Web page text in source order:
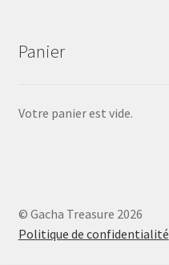
Panier
Votre panier est vide.
© Gacha Treasure 2026
Politique de confidentialité